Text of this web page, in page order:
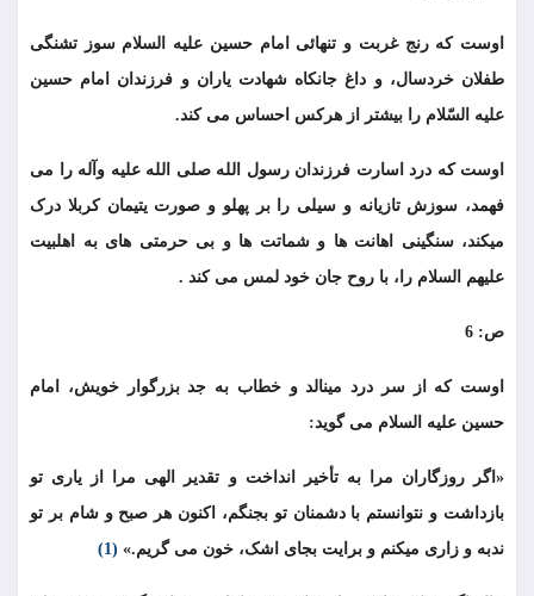
اوست که رنج غربت و تنهائی امام حسین علیه السلام سوز تشنگی
طفلان خردسال، و داغ جانکاه شهادت یاران و فرزندان امام حسین
علیه السّلام را بیشتر از هرکس احساس می کند.
اوست که درد اسارت فرزندان رسول الله صلى الله علیه وآله را می
فهمد، سوزش تازیانه و سیلی را بر پهلو و صورت یتیمان کربلا درک
میکند، سنگینی اهانت ها و شماتت ها و بی حرمتی های به اهلبیت
علیهم السلام را، با روح جان خود لمس می کند .
ص: 6
اوست که از سر درد مینالد و خطاب به جد بزرگوار خویش، امام
حسین علیه السلام می گوید:
«اگر روزگاران مرا به تأخیر انداخت و تقدیر الهی مرا از یاری تو
بازداشت و نتوانستم با دشمنان تو بجنگم، اکنون هر صبح و شام بر تو
ندبه و زاری میکنم و برایت بجای اشک، خون می گریم.» (1)